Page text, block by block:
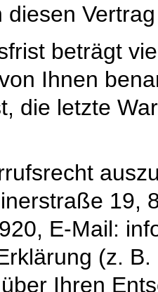
diesen
beträgt
Ihnen
die letzte
19,
E-Mail:
(z.
Ihren